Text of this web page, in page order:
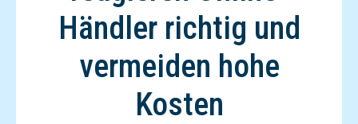
Händler richtig und
vermeiden hohe
Kosten